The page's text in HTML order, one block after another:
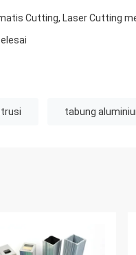
Cutting, Laser Cutting
tabung